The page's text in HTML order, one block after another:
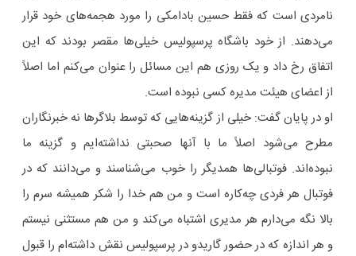
نامردی است که فقط حسین بادامکی را مورد هجمه‌های خود قرار
می‌دهند. از خود باشگاه پرسپولیس خیلی‌ها مقصر بودند که این
اتفاق رخ داد و یک روزی هم این مسائل را عنوان می‌کنم اما اصلاً
از اعضای هیئت مدیره کسی نبوده است.
او در پایان گفت: خیلی از گزینه‌هایی که توسط بلاگرها نه خبرنگاران
مطرح می‌شود اصلاً ما با آنها صحبتی نداشته‌ایم و گزینه ما
نبوده‌اند. فوتبالی‌ها همدیگر را خوب می‌شناسند و می‌دانند که در
فوتبال هر فردی چه‌کاره است و من هم خدا را شکر همیشه سرم را
بالا نگه می‌دارم هر مدیری اشتباه می‌کند و من هم مستثنی نیستم
و هر اندازه که در حضور گاریدو در پرسپولیس نقش داشته‌ام را قبول